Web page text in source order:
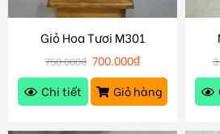
Giỏ Hoa Tươi M301
750.000₫ 700.000₫
Chi tiết
Giỏ hàng